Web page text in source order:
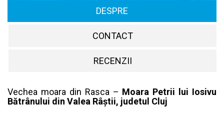
DESPRE
CONTACT
RECENZII
Vechea moara din Rasca – Moara Petrii lui Iosivu
Bătrânului din Valea Râștii, judetul Cluj